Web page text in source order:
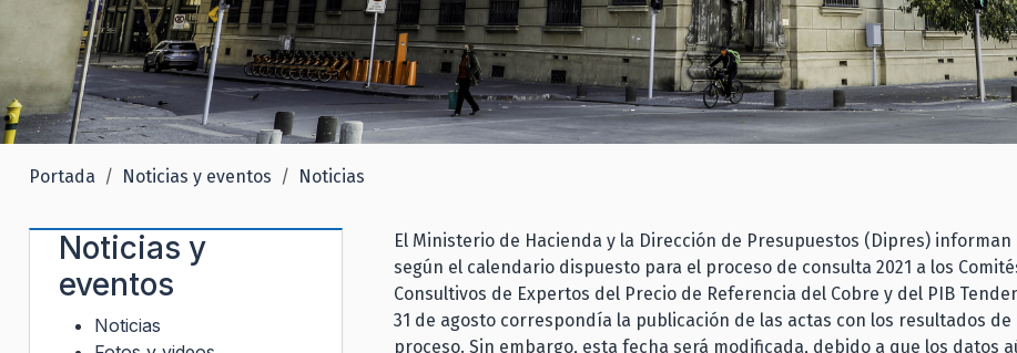
Portada Noticias y eventos Noticias
El Ministerio de Hacienda y la Dirección de Presupuestos (Dipres) informan
según el calendario dispuesto para el proceso de consulta 2021 a los
Consultivos de Expertos del Precio de Referencia del Cobre y del PIB
31 de agosto correspondía la publicación de las actas con los resultados de
proceso. Sin embargo, esta fecha será modificada, debido a que los datos
Noticias y
eventos
Noticias